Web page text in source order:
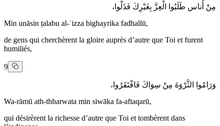
مِنْ أُناس طَلَبُوا الْعِزَّ بِغَيْرِكَ فَذَلُّوا،
Min unāsin ṭalabu al-ʿizza bighayrika fadhallū,
de gens qui cherchèrent la gloire auprès d’autre que Toi et furent
humiliés,
9
وَرَامُوا الثَّرْوَةَ مِنْ سِوَاكَ فَافْتَقَرُوا،
Wa-rāmū ath-thharwata min siwāka fa-aftaqarū,
qui désirèrent la richesse d’autre que Toi et tombèrent dans